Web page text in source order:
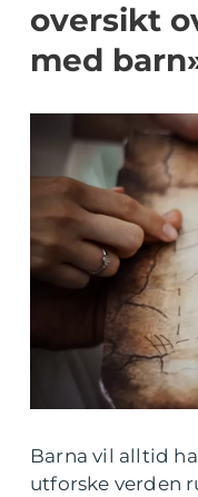
oversikt
med
Barna vil alltid
utforske verden